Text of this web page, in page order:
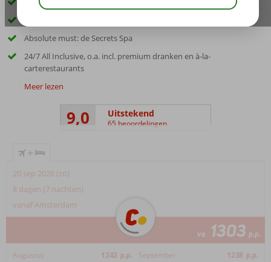
Absolute must: de Secrets Spa
24/7 All Inclusive, o.a. incl. premium dranken en à-la-
carterestaurants
Meer lezen
9,0 Uitstekend
65 beoordelingen
+
20 sep 2026 (zo)
8 dagen (7 nachten)
vanaf Amsterdam
va 1303 p.p.
Augustus 1242 p.p. September 1238 p.p.